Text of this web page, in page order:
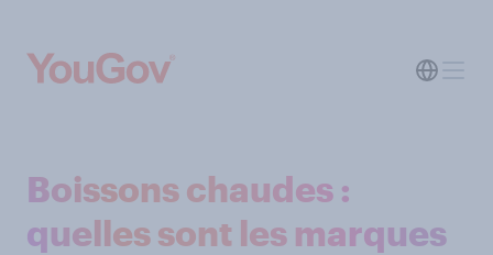
Boissons chaudes :
quelles sont les marques